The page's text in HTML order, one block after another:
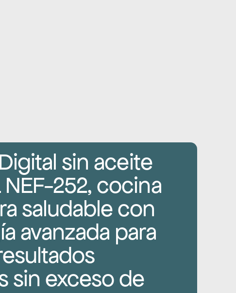
sin aceite
252, cocina
saludable con
avanzada para
sin exceso de